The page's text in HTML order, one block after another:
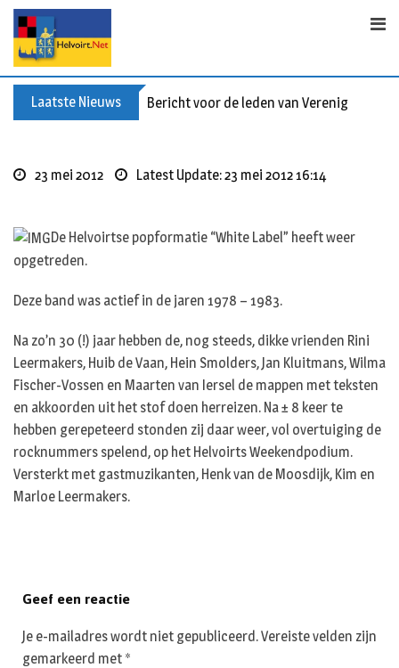
Skip
content
Laatste Nieuws Bericht voor de leden van Vereniging 55+
23 mei 2012 Latest Update: 23 mei 2012 16:14
De Helvoirtse popformatie “White Label” heeft weer
opgetreden.
Deze band was actief in de jaren 1978 – 1983.
Na zo’n 30 (!) jaar hebben de, nog steeds, dikke vrienden Rini
Leermakers, Huib de Vaan, Hein Smolders, Jan Kluitmans, Wilma
Fischer-Vossen en Maarten van Iersel de mappen met teksten
en akkoorden uit het stof doen herreizen. Na ± 8 keer te
hebben gerepeteerd stonden zij daar weer, vol overtuiging de
rocknummers spelend, op het Helvoirts Weekendpodium.
Versterkt met gastmuzikanten, Henk van de Moosdijk, Kim en
Marloe Leermakers.
Geef een reactie
Je e-mailadres wordt niet gepubliceerd.Vereiste velden zijn
gemarkeerd met *